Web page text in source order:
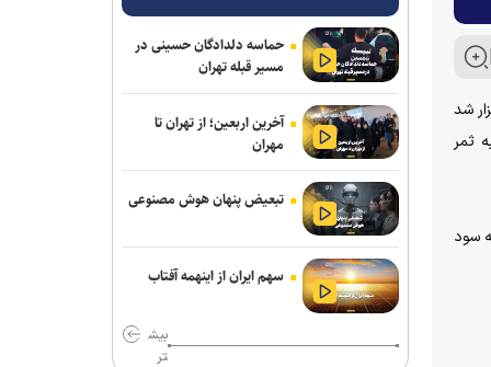
۲۰۲۶ از ساعت ۱۲:۳۰ بامداد برگزار شد
به پایان رسید. گل های این بازی را امباپه(۴۵ و ۷۴) و بردلی بارکولا(۵۳) به ثمر
به سود
دانایی دوباره خیبری شد
فلاح به صنعت نفت پیوست
درصدی یا کاهش چشم‌گیر بودجه فوتبال؟
مدیرعامل پرسپولیس سفیر افتخاری
چوگان شد
مدال طلای زارعی در بلاروس/ دومین
رکوردشکنی دونده ایران در آستانه بازی‌های
حماسه دلدادگان حسینی در
مسیر قبله تهران
آخرین اربعین؛ از تهران تا
مهران
تبعیض پنهان هوش مصنوعی
سهم ایران از اینهمه آفتاب
بیش
تر